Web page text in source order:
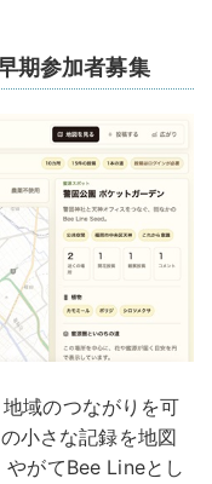
期参加者募集
域のつながりを可
小さな記録を地図
がてBee Lineとし